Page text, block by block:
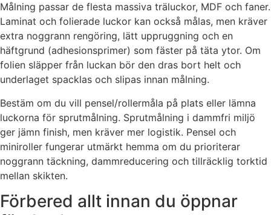
Målning passar de flesta massiva träluckor, MDF och faner.
Laminat och folierade luckor kan också målas, men kräver
extra noggrann rengöring, lätt uppruggning och en
häftgrund (adhesionsprimer) som fäster på täta ytor. Om
folien släpper från luckan bör den dras bort helt och
underlaget spacklas och slipas innan målning.
Bestäm om du vill pensel/rollermåla på plats eller lämna
luckorna för sprutmålning. Sprutmålning i dammfri miljö
ger jämn finish, men kräver mer logistik. Pensel och
miniroller fungerar utmärkt hemma om du prioriterar
noggrann täckning, dammreducering och tillräcklig torktid
mellan skikten.
Förbered allt innan du öppnar